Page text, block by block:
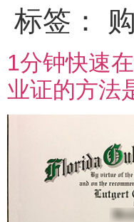
标签：
1分钟快速
业证的方法